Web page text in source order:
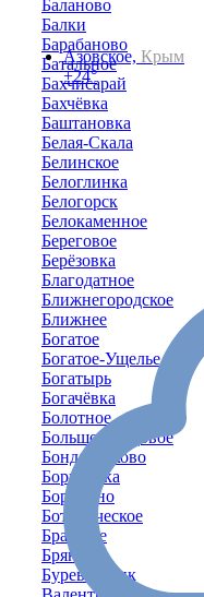
Азовское, Крым
+24°
Баланово
Балки
Барабаново
Батальное
Бахчисарай
Бахчёвка
Баштановка
Белая-Скала
Белинское
Белоглинка
Белогорск
Белокаменное
Береговое
Берёзовка
Благодатное
Ближнегородское
Ближнее
Богатое
Богатое-Ущелье
Богатырь
Богачёвка
Болотное
Большое-Садовое
Бондаренково
Борисовка
Бородино
Ботаническое
Братское
Брянское
Буревестник